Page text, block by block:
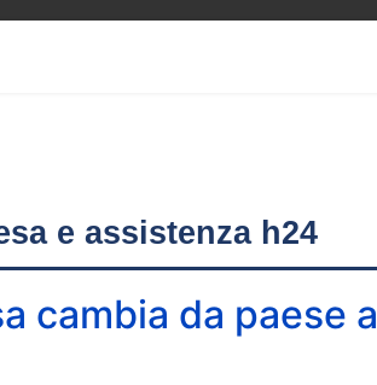
e assistenza h24
cambia da paese a